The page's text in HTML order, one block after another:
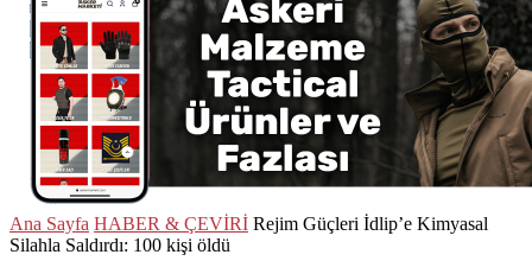
Ana Sayfa HABER & ÇEVİRİ Rejim Güçleri İdlip’e Kimyasal
Silahla Saldırdı: 100 kişi öldü